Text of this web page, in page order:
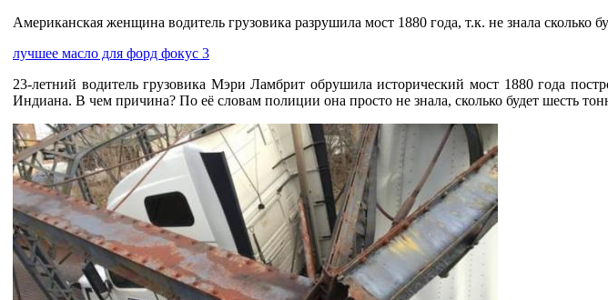
Американская женщина водитель грузовика разрушила мост 1880 года, т.к. не знала сколько
лучшее масло для форд фокус 3
23-летний водитель грузовика Мэри Ламбрит обрушила исторический мост 1880 года
Индиана. В чем причина? По её словам полиции она просто не знала, сколько будет шесть